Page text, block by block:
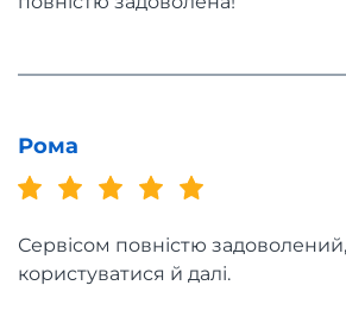
Рома
Сервісом повністю
користуватися й далі.